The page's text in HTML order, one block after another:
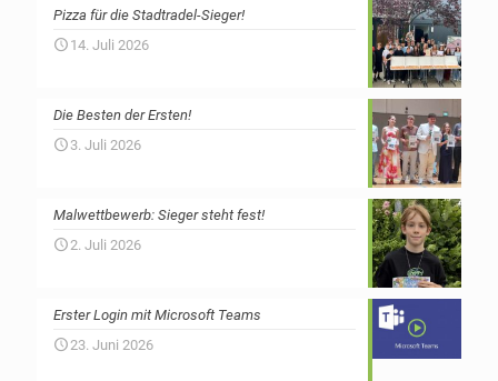
Pizza für die Stadtradel-Sieger!
14. Juli 2026
Die Besten der Ersten!
3. Juli 2026
Malwettbewerb: Sieger steht fest!
2. Juli 2026
Erster Login mit Microsoft Teams
23. Juni 2026